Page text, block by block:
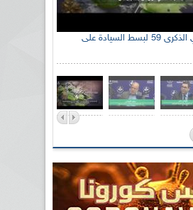
الإذاعة الجزائرية تحي الذكرى 59 لبسط السيادة على